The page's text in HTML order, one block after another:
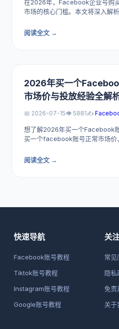
在2026年，Facebook企业号购
市场的核心门槛。本文将深入解
阅读全文 →
2026年买一个
市场价与投放经验全解
📅 2026-07-15👁️ 5881✍️
想了解2026年买一个Facebook
买一个facebook账号正常市场
阅读全文 →
快速导航
Facebook账号教程
Tiktok账号教程
Instagram账号教程
Google账号教程
关
常见
隐私
免责
关于